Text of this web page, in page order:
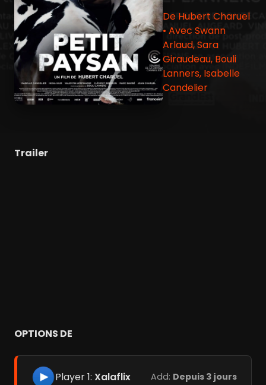
De Hubert Charuel
• Avec Swann
Arlaud, Sara
Giraudeau, Bouli
Lanners, Isabelle
Candelier
Trailer
OPTIONS DE
Player 1: Xalaflix Add: Depuis 3 jours